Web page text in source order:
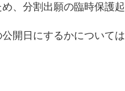
、分割出願の臨時保護
開日にするかについて